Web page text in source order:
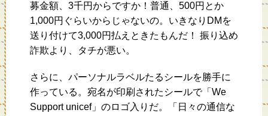
募金額、3千円からですか！普通、500円とか
1,000円ぐらいからじゃないの。いきなりDMを
送り付けて3,000円払えときたもんだ！ 振り込め
詐欺より、タチが悪い。
さらに、パーソナルラベルたるシールを勝手に
作っている。宛名が印刷されたシールで「We
Support unicef」のロゴ入りだ。「日々の通信な